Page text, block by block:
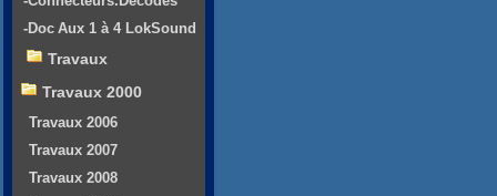
-Doc Aux 1 à 4 LokSound
Travaux
Travaux 2000
Travaux 2006
Travaux 2007
Travaux 2008